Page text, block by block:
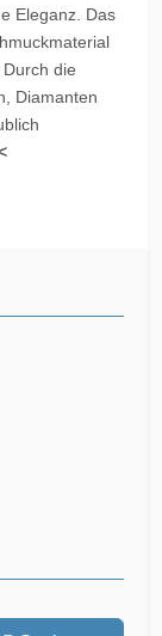
Eleganz. Das
die
Diamanten